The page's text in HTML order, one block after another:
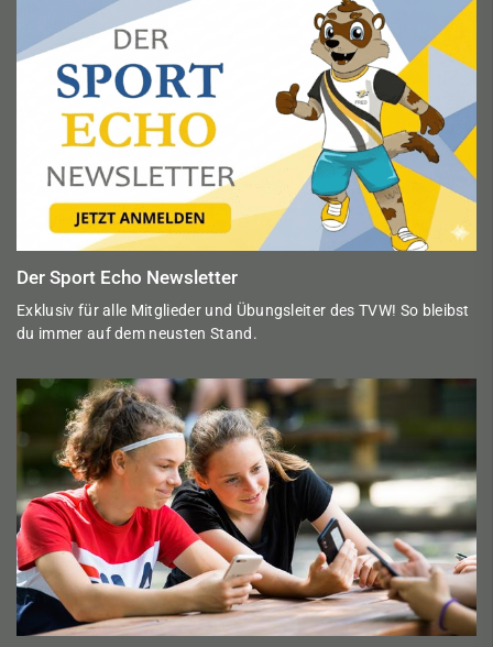
Der Sport Echo Newsletter
Exklusiv für alle Mitglieder und Übungsleiter des TVW! So bleibst
du immer auf dem neusten Stand.